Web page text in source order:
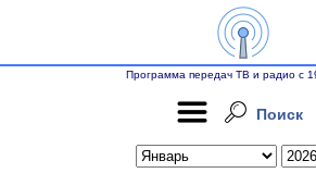
Программа передач ТВ и радио с
Поиск